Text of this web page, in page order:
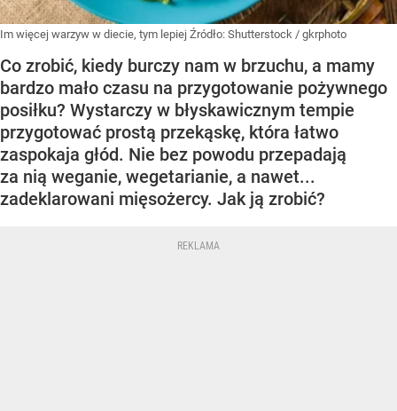
Im więcej warzyw w diecie, tym lepiej Źródło: Shutterstock / gkrphoto
Co zrobić, kiedy burczy nam w brzuchu, a mamy
bardzo mało czasu na przygotowanie pożywnego
posiłku? Wystarczy w błyskawicznym tempie
przygotować prostą przekąskę, która łatwo
zaspokaja głód. Nie bez powodu przepadają
za nią weganie, wegetarianie, a nawet...
zadeklarowani mięsożercy. Jak ją zrobić?